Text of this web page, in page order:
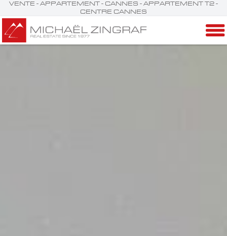
VENTE - APPARTEMENT - CANNES - APPARTEMENT T2 -
CENTRE CANNES